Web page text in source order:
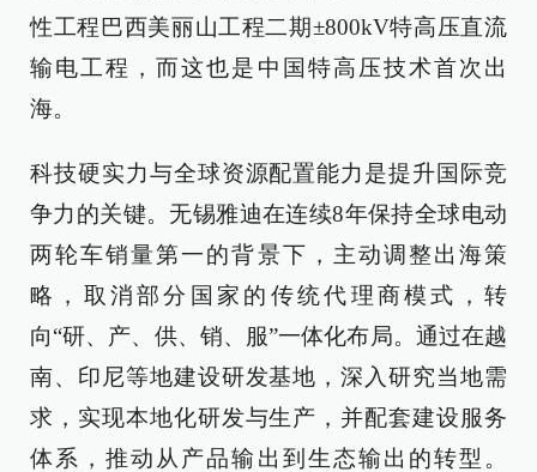
性工程巴西美丽山工程二期±800kV特高压直流
输电工程，而这也是中国特高压技术首次出
海。
科技硬实力与全球资源配置能力是提升国际竞
争力的关键。无锡雅迪在连续8年保持全球电动
两轮车销量第一的背景下，主动调整出海策
略，取消部分国家的传统代理商模式，转
向“研、产、供、销、服”一体化布局。通过在越
南、印尼等地建设研发基地，深入研究当地需
求，实现本地化研发与生产，并配套建设服务
体系，推动从产品输出到生态输出的转型。